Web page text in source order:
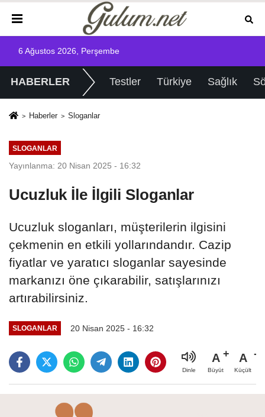
6 Ağustos 2026, Perşembe
HABERLER Testler Türkiye Sağlık
Haberler Sloganlar
SLOGANLAR
Yayınlanma: 20 Nisan 2025 - 16:32
Ucuzluk İle İlgili Sloganlar
Ucuzluk sloganları, müşterilerin ilgisini
çekmenin en etkili yollarındandır. Cazip
fiyatlar ve yaratıcı sloganlar sayesinde
markanızı öne çıkarabilir, satışlarınızı
artırabilirsiniz.
SLOGANLAR 20 Nisan 2025 - 16:32
Dinle
A
Büyüt
A
Küçült